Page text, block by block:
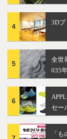
4
3D
5
全世
035
6
セー
「